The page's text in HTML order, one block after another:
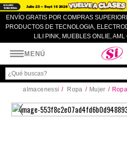
ENVÍO GRATIS POR COMPRAS
PRODUCTOS DE TECNOLOGIA,
LILI PINK, MUEBLES ONLIE,
MENÚ
almacenessi Ropa Mujer